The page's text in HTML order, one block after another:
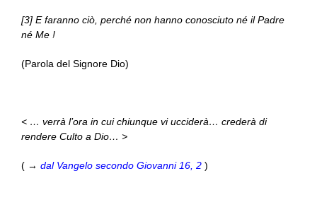
[3] E faranno ciò, perché non hanno conosciuto né il Padre
né Me !
(Parola del Signore Dio)
< … verrà l’ora in cui chiunque vi ucciderà… crederà di
rendere Culto a Dio… >
( → dal Vangelo secondo Giovanni 16, 2 )